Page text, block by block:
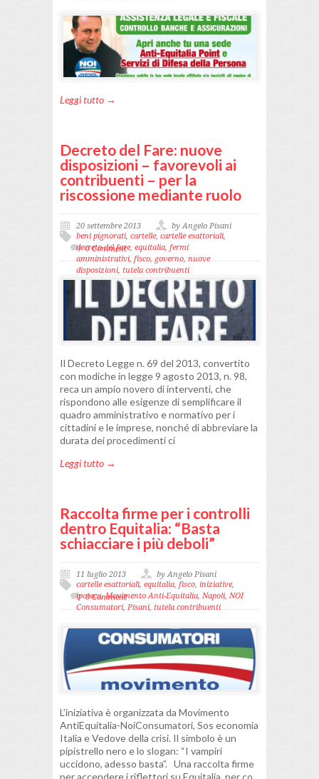
Leggi tutto →
Decreto del Fare: nuove
disposizioni – favorevoli ai
contribuenti – per la
riscossione mediante ruolo
20 settembre 2013
by Angelo Pisani
beni pignorati, cartelle, cartelle esattoriali,
decreto del fare, equitalia, fermi
amministrativi, fisco, governo, nuove
disposizioni, tutela contribuenti
0 Comment
Il Decreto Legge n. 69 del 2013, convertito
con modiche in legge 9 agosto 2013, n. 98,
reca un ampio novero di interventi, che
rispondono alle esigenze di semplificare il
quadro amministrativo e normativo per i
cittadini e le imprese, nonché di abbreviare la
durata dei procedimenti ci
Leggi tutto →
Raccolta firme per i controlli
dentro Equitalia: “Basta
schiacciare i più deboli”
11 luglio 2013
by Angelo Pisani
cartelle esattoriali, equitalia, fisco, iniziative,
ipoteca,Movimento Anti-Equitalia, Napoli, NOI
Consumatori,Pisani, tutela contribuenti
0 Comment
L’iniziativa è organizzata da Movimento
AntiEquitalia-NoiConsumatori, Sos economia
Italia e Vedove della crisi. Il simbolo è un
pipistrello nero e lo slogan: “I vampiri
uccidono, adesso basta”. Una raccolta firme
per accendere i riflettori su Equitalia, per co